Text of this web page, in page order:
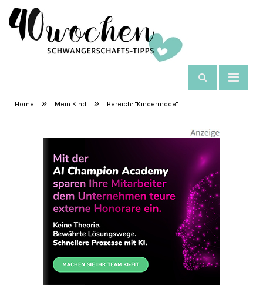
SchwangerschaftsTipps
Home » Mein Kind » Bereich: "Kindermode"